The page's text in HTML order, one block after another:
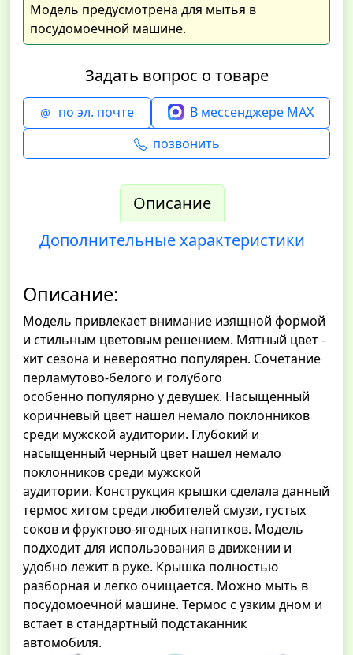
Модель предусмотрена для мытья в
посудомоечной машине.
Задать вопрос о товаре
по эл. почте
В мессенджере MAX
позвонить
Описание
Дополнительные характеристики
Описание:
Модель привлекает внимание изящной формой
и стильным цветовым решением. Мятный цвет -
хит сезона и невероятно популярен. Сочетание
перламутово-белого и голубого
особенно популярно у девушек. Насыщенный
коричневый цвет нашел немало поклонников
среди мужской аудитории. Глубокий и
насыщенный черный цвет нашел немало
поклонников среди мужской
аудитории. Конструкция крышки сделала данный
термос хитом среди любителей смузи, густых
соков и фруктово-ягодных напитков. Модель
подходит для использования в движении и
удобно лежит в руке. Крышка полностью
разборная и легко очищается. Можно мыть в
посудомоечной машине. Термос с узким дном и
встает в стандартный подстаканник
автомобиля.